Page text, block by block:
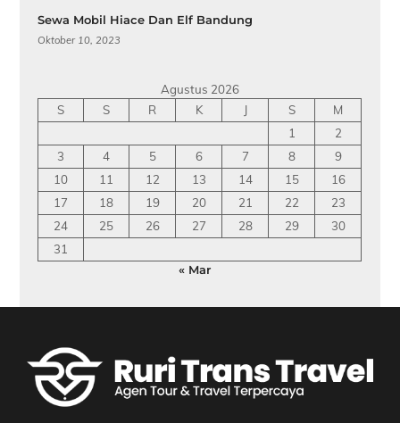
Sewa Mobil Hiace Dan Elf Bandung
Oktober 10, 2023
Agustus 2026
S
S R K J S
M
1
2
3
4 5 6 7 8
9
10
11 12 13 14 15
16
17
18 19 20 21 22
23
24
25 26 27 28 29
30
31
« Mar